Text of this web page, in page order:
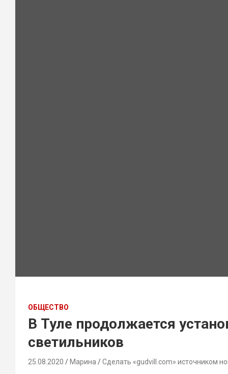
ОБЩЕСТВО
В Туле продолжается
светильников
25.08.2020 Марина Сделать «gudvill.com» источником